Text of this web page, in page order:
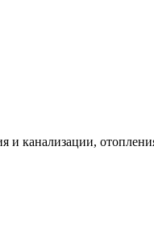
и канализации,